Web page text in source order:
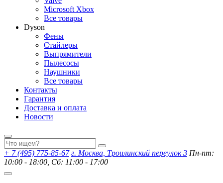
Microsoft Xbox
Все товары
Dyson
Фены
Стайлеры
Выпрямители
Пылесосы
Наушники
Все товары
Контакты
Гарантия
Доставка и оплата
Новости
+ 7 (495) 775-85-67 г. Москва, Троилинский переулок 3 Пн-пт:
10:00 - 18:00, Сб: 11:00 - 17:00